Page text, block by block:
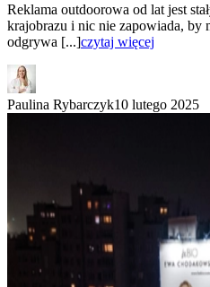
Reklama outdoorowa od lat jest
krajobrazu i nic nie zapowiada, by
odgrywa [...]czytaj więcej
Paulina Rybarczyk10 lutego 2025